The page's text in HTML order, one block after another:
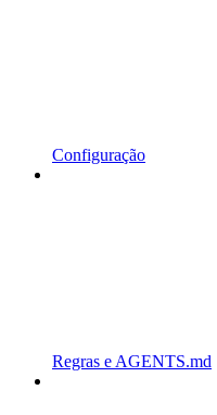
Configuração
Regras e AGENTS.md